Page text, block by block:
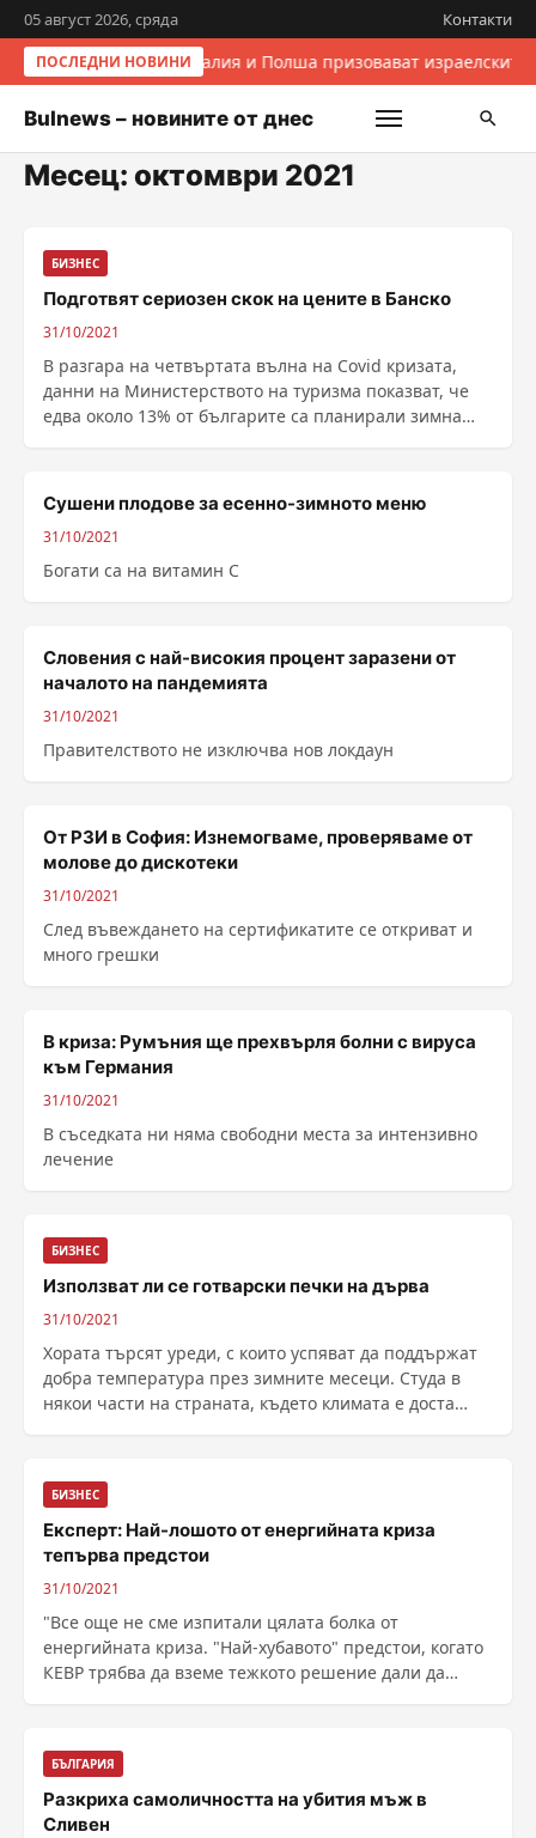
05 август 2026, сряда Контакти
ПОСЛЕДНИ НОВИНИИталия и Полша призовават
Bulnews – новините от днес
Месец: октомври 2021
БИЗНЕС
Подготвят сериозен скок на цените в Банско
31/10/2021
В разгара на четвъртата вълна на Covid кризата,
данни на Министерството на туризма показват, че
едва около 13% от българите са планирали зимна
Сушени плодове за есенно-зимното меню
31/10/2021
Богати са на витамин С
Словения с най-високия процент заразени от
началото на пандемията
31/10/2021
Правителството не изключва нов локдаун
От РЗИ в София: Изнемогваме, проверяваме от
молове до дискотеки
31/10/2021
След въвеждането на сертификатите се откриват и
много грешки
В криза: Румъния ще прехвърля болни с вируса
към Германия
31/10/2021
В съседката ни няма свободни места за интензивно
лечение
БИЗНЕС
Използват ли се готварски печки на дърва
31/10/2021
Хората търсят уреди, с които успяват да поддържат
добра температура през зимните месеци. Студа в
някои части на страната, където климата е доста
БИЗНЕС
Експерт: Най-лошото от енергийната криза
тепърва предстои
31/10/2021
"Все още не сме изпитали цялата болка от
енергийната криза. "Най-хубавото" предстои, когато
КЕВР трябва да вземе тежкото решение дали да
пазарнат...
БЪЛГАРИЯ
Разкриха самоличността на убития мъж в
Сливен